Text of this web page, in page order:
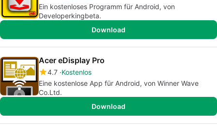
Ein kostenloses Programm für Android, von
Developerkingbeta.
Download
Acer eDisplay Pro
4.7 Kostenlos
Eine kostenlose App für Android, von Winner Wave
Co.Ltd.
Download